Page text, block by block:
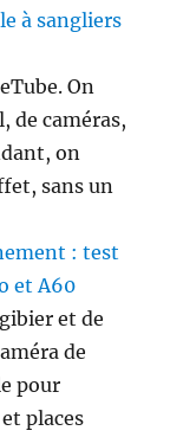
à sangliers
On
de caméras,
on
sans un
: test
et A60
et de
de
pour
places